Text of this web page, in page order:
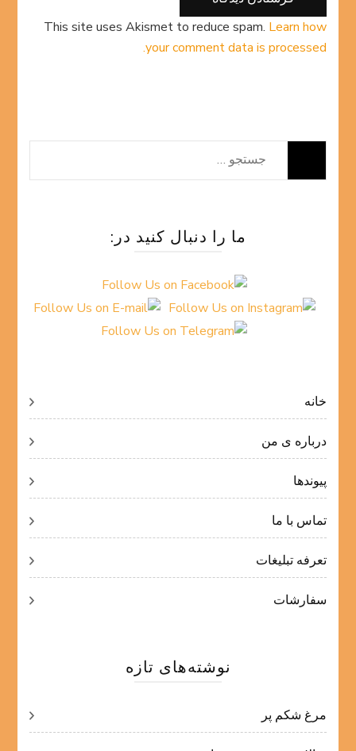
This site uses Akismet to reduce spam. Learn how
your comment data is processed.
جستجو
برای:
ما را دنبال کنید در:
خانه
درباره ی من
پیوندها
تماس با ما
تعرفه تبلیغات
سفارشات
نوشته‌های تازه
مرغ شکم پر